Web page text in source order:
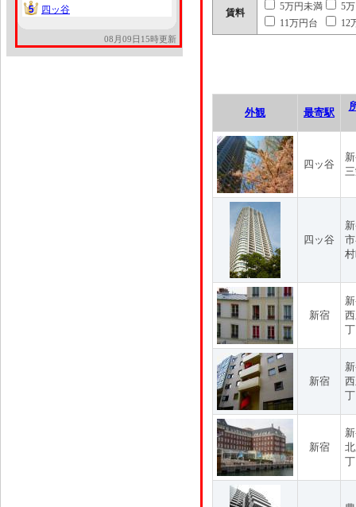
5
5 四ッ谷
08月09日15時更新
賃料
5万円未満
5
11万円台
12
外観 最寄駅
四ッ谷
四ッ谷
新宿
新宿
新宿